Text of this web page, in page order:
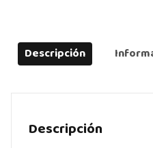
Descripción
Descripción